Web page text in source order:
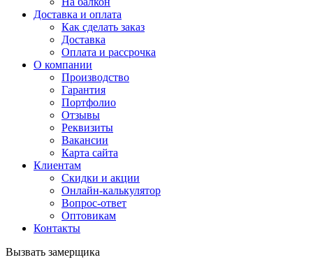
Доставка и оплата
Как сделать заказ
Доставка
Оплата и рассрочка
О компании
Производство
Гарантия
Портфолио
Отзывы
Реквизиты
Вакансии
Карта сайта
Клиентам
Скидки и акции
Онлайн-калькулятор
Вопрос-ответ
Оптовикам
Контакты
Вызвать замерщика